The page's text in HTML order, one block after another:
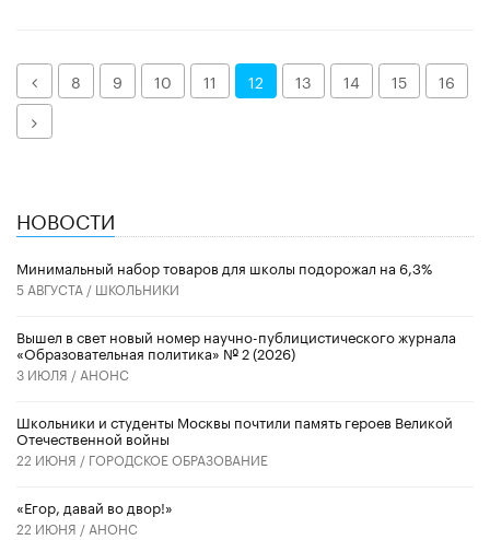
Назад
8 9 10 11 12 13 14 15
16
Далее
НОВОСТИ
Минимальный набор товаров для школы подорожал на 6,3%
5 АВГУСТА / ШКОЛЬНИКИ
Вышел в свет новый номер научно-публицистического журнала
«Образовательная политика» № 2 (2026)
3 ИЮЛЯ / АНОНС
Школьники и студенты Москвы почтили память героев Великой
Отечественной войны
22 ИЮНЯ / ГОРОДСКОЕ ОБРАЗОВАНИЕ
«Егор, давай во двор!»
22 ИЮНЯ / АНОНС